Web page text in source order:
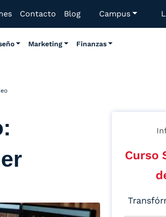
Contacto Blog Campus
Marketing Finanzas
Curso